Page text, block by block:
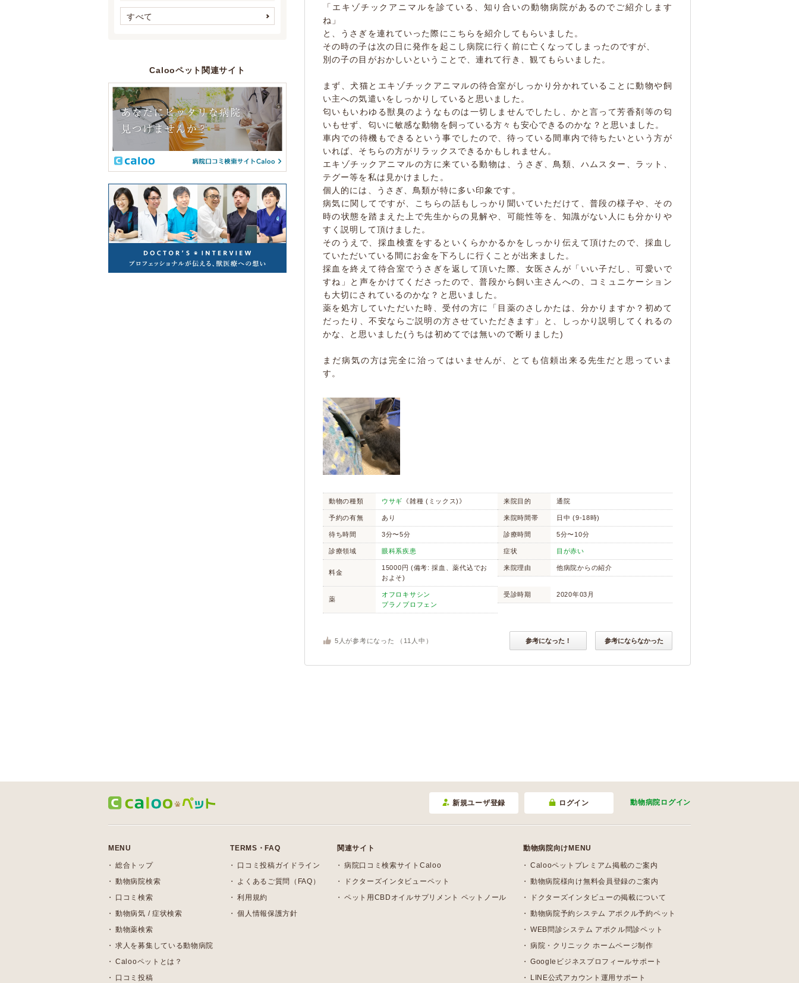
「エキゾチックアニマルを診ている、知り合いの動物病院があるのでご紹介します
ね」
と、うさぎを連れていった際にこちらを紹介してもらいました。
その時の子は次の日に発作を起こし病院に行く前に亡くなってしまったのですが、
別の子の目がおかしいということで、連れて行き、観てもらいました。
まず、犬猫とエキゾチックアニマルの待合室がしっかり分かれていることに動物や飼
い主への気遣いをしっかりしていると思いました。
匂いもいわゆる獣臭のようなものは一切しませんでしたし、かと言って芳香剤等の匂
いもせず、匂いに敏感な動物を飼っている方々も安心できるのかな？と思いました。
車内での待機もできるという事でしたので、待っている間車内で待ちたいという方が
いれば、そちらの方がリラックスできるかもしれません。
エキゾチックアニマルの方に来ている動物は、うさぎ、鳥類、ハムスター、ラット、
テグー等を私は見かけました。
個人的には、うさぎ、鳥類が特に多い印象です。
病気に関してですが、こちらの話もしっかり聞いていただけて、普段の様子や、その
時の状態を踏まえた上で先生からの見解や、可能性等を、知識がない人にも分かりや
すく説明して頂けました。
そのうえで、採血検査をするといくらかかるかをしっかり伝えて頂けたので、採血し
ていただいている間にお金を下ろしに行くことが出来ました。
採血を終えて待合室でうさぎを返して頂いた際、女医さんが「いい子だし、可愛いで
すね」と声をかけてくださったので、普段から飼い主さんへの、コミュニケーション
も大切にされているのかな？と思いました。
薬を処方していただいた時、受付の方に「目薬のさしかたは、分かりますか？初めて
だったり、不安ならご説明の方させていただきます」と、しっかり説明してくれるの
かな、と思いました(うちは初めてでは無いので断りました)
まだ病気の方は完全に治ってはいませんが、とても信頼出来る先生だと思っていま
す。
動物の種類 ウサギ 《雑種 (ミックス)》 来院目的 通院
予約の有無 あり 来院時間帯 日中 (9-18時)
待ち時間 3分〜5分 診療時間 5分〜10分
診療領域 眼科系疾患 症状 目が赤い
料金
15000円 (備考: 採血、薬代込でお
およそ)
来院理由 他病院からの紹介
薬
オフロキサシン
プラノプロフェン
受診時期 2020年03月
5 人が参考になった （ 11 人中） 参考になった！ 参考にならなかった
(0) (0)
(0) (0)
(0) (0)
(0)
フィンチ (0) インコ/オウム (0)
アヒル (0) 鶏 (0)
ガチョウ (0)
(0)
カエル (0)
サンショウウオ/イモ
リ (0)
(0)
トカゲ/ヤモリ/カメレ
オン (0)
カメ
ヘビ (0)
(0) (0)
(0) 牛 (0)
ヤギ (0) 羊 (0)
(0)
すべて
歯と口腔系疾患
(193) 眼科系疾患 (76)
皮膚系疾患 (89) 脳・神経系疾患 (53)
循環器系疾患 (13) 呼吸器系疾患 (50)
消化器系疾患 (380) 肝・胆・すい臓系疾患
腎・泌尿器系疾患 (52) 内分泌代謝系疾患 (4)
血液・免疫系疾患 (3) 筋肉系疾患 (3)
整形外科系疾患 (34) 耳系疾患 (16)
生殖器系疾患 感染症系疾患
寄生虫 (16) 腫瘍・がん
(1) 心の病気 (2)
東洋医学 (2) けが・その他 (332)
Calooペット関連サイト
新規ユーザ登録 ログイン 動物病院 ログイン
MENU
総合トップ
動物病院検索
口コミ検索
動物病気 / 症状検索
動物薬検索
求人を募集している動物病院
Calooペットとは？
口コミ投稿
TERMS・FAQ
口コミ投稿ガイドライン
よくあるご質問（FAQ）
利用規約
個人情報保護方針
関連サイト
病院口コミ検索サイトCaloo
ドクターズインタビューペット
ペット用CBDオイルサプリメント ペットノール
動物病院向けMENU
Calooペットプレミアム掲載のご案内
動物病院様向け無料会員登録のご案内
ドクターズインタビューの掲載について
動物病院予約システム アポクル予約ペット
WEB問診システム アポクル問診ペット
病院・クリニック ホームページ制作
Googleビジネスプロフィールサポート
LINE公式アカウント運用サポート